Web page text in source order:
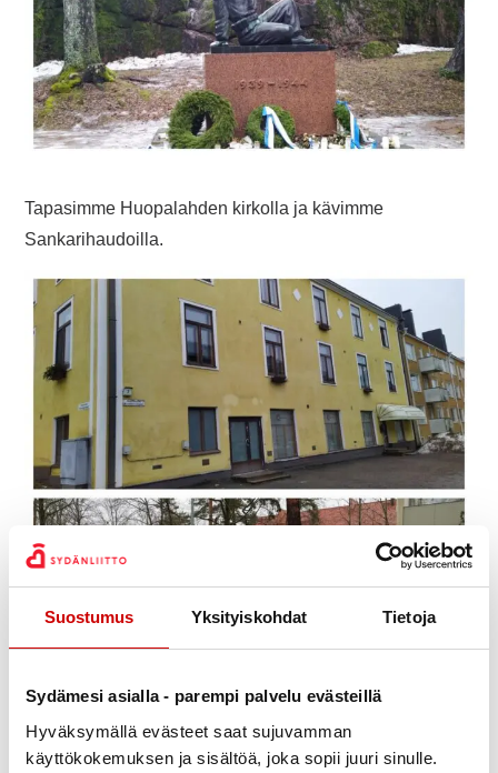
Suostumus Yksityiskohdat Tietoja
Sydämesi asialla - parempi palvelu evästeillä
Hyväksymällä evästeet saat sujuvamman
käyttökokemuksen ja sisältöä, joka sopii juuri sinulle.
Tapasimme Huopalahden kirkolla ja kävimme
Sankarihaudoilla.